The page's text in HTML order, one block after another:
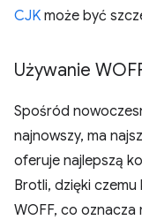
CJK może być
Używanie
Spośród
najnowszy, ma
oferuje najlepszą
Brotli, dzięki
WOFF, co